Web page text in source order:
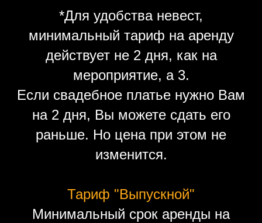
*Для удобства невест,
минимальный тариф на аренду
действует не 2 дня, как на
мероприятие, а 3.
Если свадебное платье нужно Вам
на 2 дня, Вы можете сдать его
раньше. Но цена при этом не
изменится.
Тариф "Выпускной"
Минимальный срок аренды на